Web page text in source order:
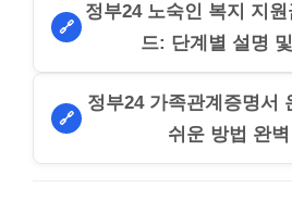
🔗
정부24 노숙인 복지 지원
드: 단계별 설명
🔗
정부24 가족관계증명서
쉬운 방법 완